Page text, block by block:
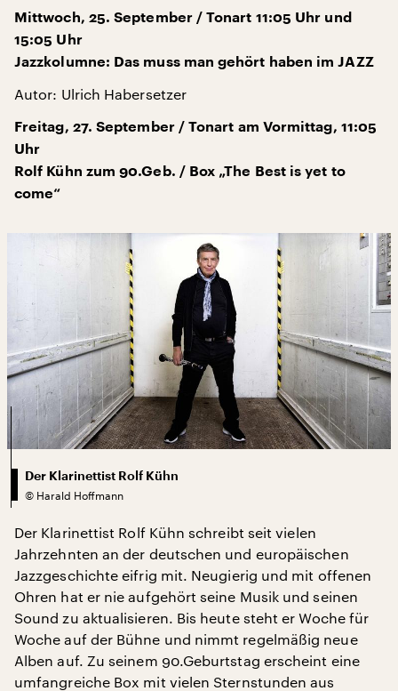
Mittwoch, 25. September / Tonart 11:05 Uhr und
15:05 Uhr
Jazzkolumne: Das muss man gehört haben im JAZZ
Autor: Ulrich Habersetzer
Freitag, 27. September / Tonart am Vormittag, 11:05
Uhr
Rolf Kühn zum 90.Geb. / Box „The Best is yet to
come“
Der Klarinettist Rolf Kühn
© Harald Hoffmann
Der Klarinettist Rolf Kühn schreibt seit vielen
Jahrzehnten an der deutschen und europäischen
Jazzgeschichte eifrig mit. Neugierig und mit offenen
Ohren hat er nie aufgehört seine Musik und seinen
Sound zu aktualisieren. Bis heute steht er Woche für
Woche auf der Bühne und nimmt regelmäßig neue
Alben auf. Zu seinem 90.Geburtstag erscheint eine
umfangreiche Box mit vielen Sternstunden aus